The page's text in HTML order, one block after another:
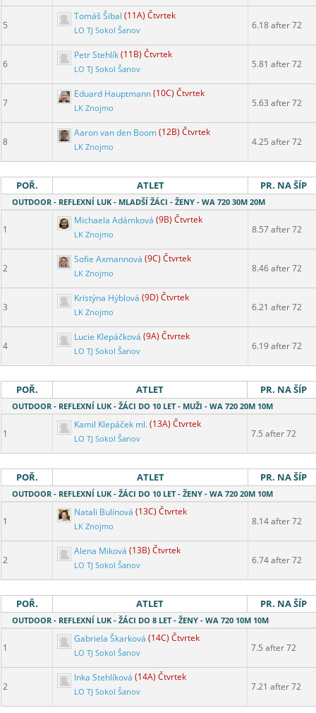
5
Tomáš Šibal (11A) Čtvrtek
LO TJ Sokol Šanov 6.18 after 72
6
Petr Stehlík(11B) Čtvrtek
LO TJ Sokol Šanov 5.81 after 72
7
Eduard Hauptmann(10C) Čtvrtek
LK Znojmo 5.63 after 72
8
Aaron van den Boom(12B) Čtvrtek
LK Znojmo 4.25 after 72
POŘ. ATLET PR. NA ŠÍP
OUTDOOR - REFLEXNÍ LUK - MLADŠÍ ŽÁCI - ŽENY - WA 720 30M 20M
1
Michaela Adámková (9B) Čtvrtek
LK Znojmo 8.57 after 72
2
Sofie Axmannová (9C) Čtvrtek
LK Znojmo 8.46 after 72
3
Kristýna Hýblová (9D) Čtvrtek
LK Znojmo 6.21 after 72
4
Lucie Klepáčková (9A) Čtvrtek
LO TJ Sokol Šanov 6.19 after 72
POŘ. ATLET PR. NA ŠÍP
OUTDOOR - REFLEXNÍ LUK - ŽÁCI DO 10 LET - MUŽI - WA 720 20M 10M
1
Kamil Klepáček ml.(13A) Čtvrtek
LO TJ Sokol Šanov 7.5 after 72
POŘ. ATLET PR. NA ŠÍP
OUTDOOR - REFLEXNÍ LUK - ŽÁCI DO 10 LET - ŽENY - WA 720 20M 10M
1
Natali Bulínová (13C) Čtvrtek
LK Znojmo 8.14 after 72
2
Alena Miková (13B) Čtvrtek
LO TJ Sokol Šanov 6.74 after 72
POŘ. ATLET PR. NA ŠÍP
OUTDOOR - REFLEXNÍ LUK - ŽÁCI DO 8 LET - ŽENY - WA 720 10M 10M
1
Gabriela Škarková (14C) Čtvrtek
LO TJ Sokol Šanov 7.5 after 72
2
Inka Stehlíková (14A) Čtvrtek
LO TJ Sokol Šanov 7.21 after 72